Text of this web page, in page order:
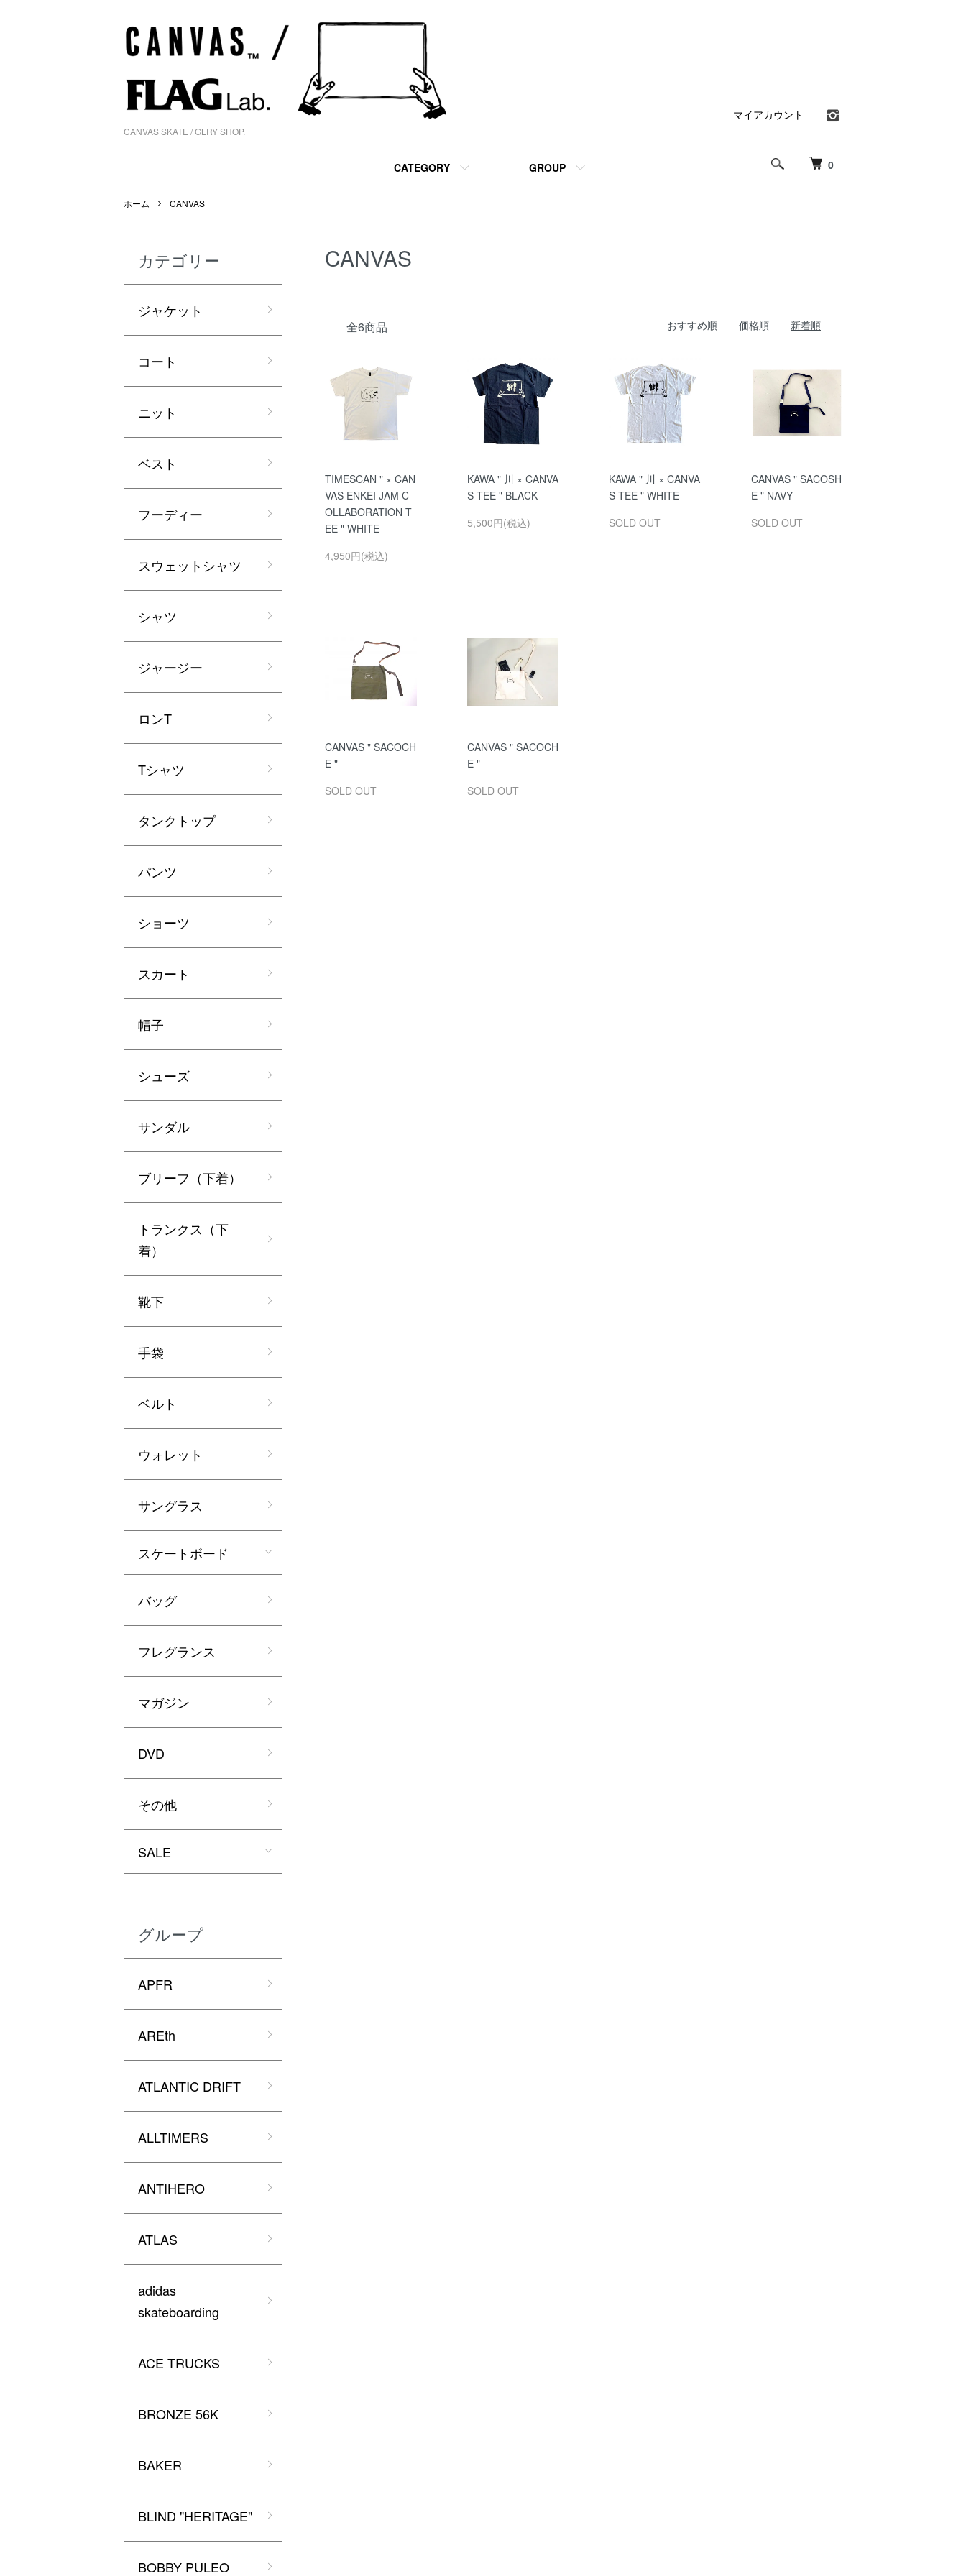
CANVAS SKATE / GLRY SHOP.
0
CATEGORY GROUP
マイアカウント
ホーム CANVAS
CANVAS
全6商品 おすすめ順 価格順 新着順
TIMESCAN " × CAN
VAS ENKEI JAM C
OLLABORATION T
EE " WHITE
4,950円(税込)
KAWA " 川 × CANVA
S TEE " BLACK
5,500円(税込)
KAWA " 川 × CANVA
S TEE " WHITE
SOLD OUT
CANVAS " SACOSH
E " NAVY
SOLD OUT
CANVAS " SACOCH
E "
SOLD OUT
CANVAS " SACOCH
E "
SOLD OUT
カテゴリー
ジャケット
コート
ニット
ベスト
フーディー
スウェットシャツ
シャツ
ジャージー
ロンT
Tシャツ
タンクトップ
パンツ
ショーツ
スカート
帽子
シューズ
サンダル
ブリーフ（下着）
トランクス（下
着）
靴下
手袋
ベルト
ウォレット
サングラス
スケートボード
バッグ
フレグランス
マガジン
DVD
その他
SALE
グループ
APFR
AREth
ATLANTIC DRIFT
ALLTIMERS
ANTIHERO
ATLAS
adidas
skateboarding
ACE TRUCKS
BRONZE 56K
BAKER
BLIND "HERITAGE"
BOBBY PULEO